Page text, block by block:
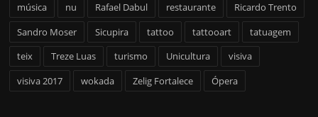
música
nu Rafael Dabul restaurante
Ricardo Trento
Sandro Moser
Sicupira tattoo tattooart
tatuagem
teix
Treze Luas turismo Unicultura
visiva
visiva 2017
wokada Zelig Fortalece Ópera